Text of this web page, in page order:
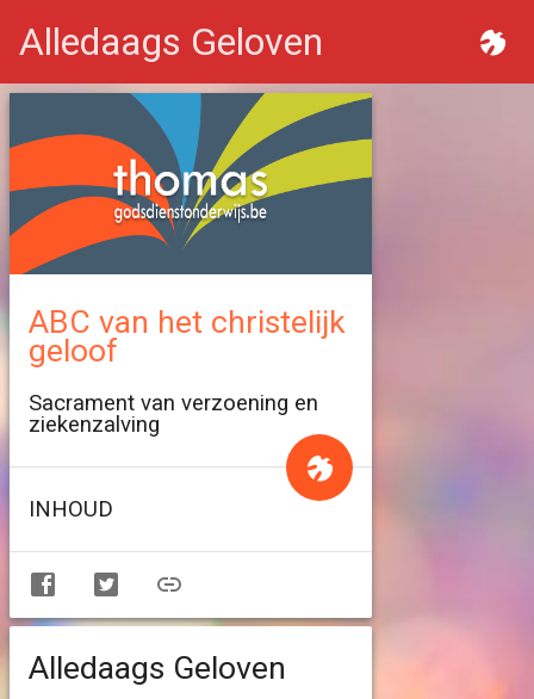
Alledaags Geloven
ABC van het christelijk
geloof
Sacrament van verzoening en
ziekenzalving
INHOUD
Alledaags Geloven